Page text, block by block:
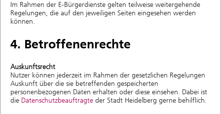
Im Rahmen der E-Bürgerdienste gelten teilweise weitergehende
Regelungen, die auf den jeweiligen Seiten eingesehen werden
können.
4. Betroffenenrechte
Auskunftsrecht
Nutzer können jederzeit im Rahmen der gesetzlichen Regelungen
Auskunft über die sie betreffenden gespeicherten
personenbezogenen Daten erhalten oder diese einsehen. Dabei ist
die Datenschutzbeauftragte der Stadt Heidelberg gerne behilflich.